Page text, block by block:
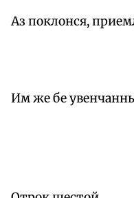
Аз поклонся,
Им же бе